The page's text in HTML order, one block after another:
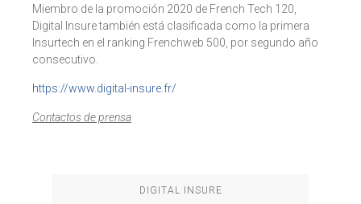
Miembro de la promoción 2020 de French Tech 120,
Digital Insure también está clasificada como la primera
Insurtech en el ranking Frenchweb 500, por segundo año
consecutivo.
https://www.digital-insure.fr/
Contactos de prensa
DIGITAL INSURE